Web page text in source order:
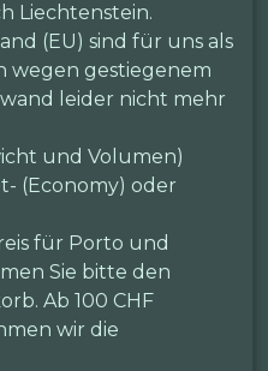
Liechtenstein.
(EU) sind für uns als
wegen gestiegenem
leider nicht mehr
und Volumen)
(Economy) oder
für Porto und
Sie bitte den
Ab 100 CHF
wir die